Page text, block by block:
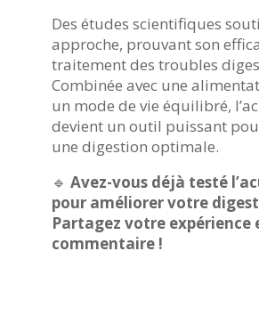
Des études scientifiques
approche, prouvant son
traitement des troubles
Combinée avec une
un mode de vie équilibré,
devient un outil puissant
une digestion optimale.
🔹 Avez-vous déjà testé
pour améliorer votre
Partagez votre expérience
commentaire !